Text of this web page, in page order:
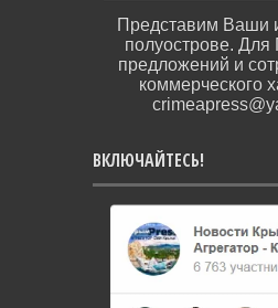
Представим Ваши
полуострове. Для
предложений и
коммерческого
ВКЛЮЧАЙТЕСЬ!